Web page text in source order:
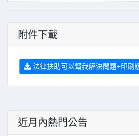
附件下載
法律扶助可以幫我解決問題+印刷
近月內熱門公告